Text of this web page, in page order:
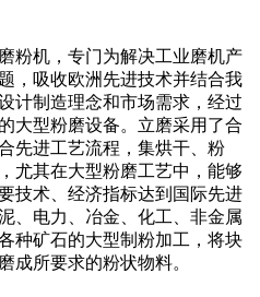
粉机，专门为解决工业磨机产
，吸收欧洲先进技术并结合我
计制造理念和市场需求，经过
大型粉磨设备。立磨采用了合
先进工艺流程，集烘干、粉
尤其在大型粉磨工艺中，能够
技术、经济指标达到国际先进
、电力、冶金、化工、非金属
种矿石的大型制粉加工，将块
成所要求的粉状物料。